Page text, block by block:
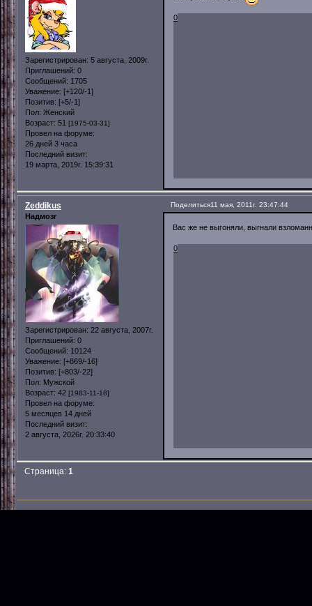
Зарегистрирован: 5 августа, 2009г.
Приглашений: 0
Сообщений: 1705
Уважение: [+120/-1]
Позитив: [+5/-1]
Пол: Женский
Возраст: 51 [1975-03-31]
Провел на форуме:
26 дней 3 часа
Последний визит:
19 марта, 2019г. 15:39:31
0
Поделиться11 мая, 2011г. 23:47:44
Zeddikus
Надмозг
Зарегистрирован: 22 августа, 2007г.
Приглашений: 0
Сообщений: 10124
Уважение: [+869/-16]
Позитив: [+803/-22]
Пол: Мужской
Возраст: 42 [1983-11-18]
Провел на форуме:
5 месяцев 14 дней
Последний визит:
2 августа, 2026г. 20:33:40
Вас же не выгоняли, выгнали
0
Страница:1